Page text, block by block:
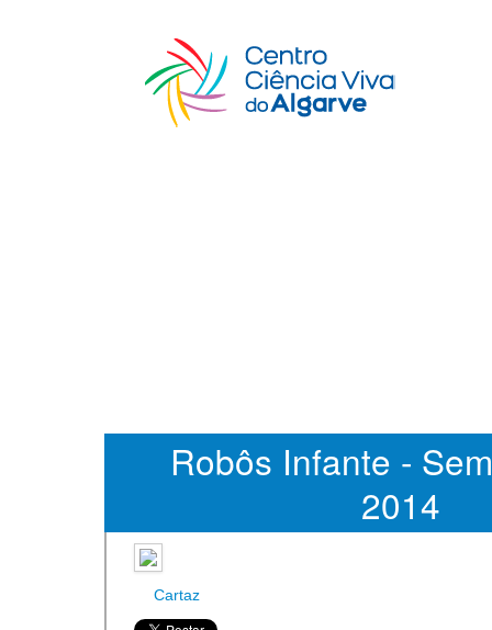
Robôs Infante -
2014
Cartaz